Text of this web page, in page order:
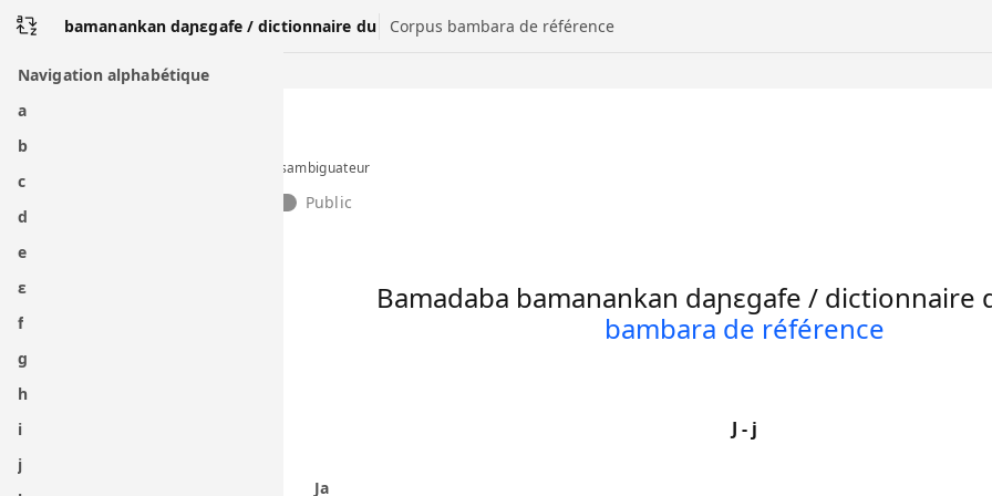
bamanankan daɲɛgafe / dictionnaire du Corpus bambara de référence
Navigation alphabétique
a
b
c
d
e
ɛ
f
g
h
i
j
Désambiguateur
Public
Bamadaba bamanankan daɲɛgafe / dictionnaire
bambara de référence
J - j
Ja